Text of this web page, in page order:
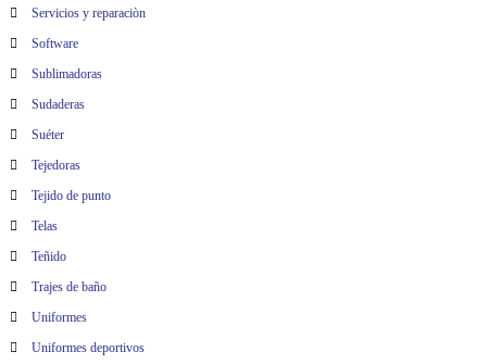
Servicios y reparaciòn
Software
Sublimadoras
Sudaderas
Suéter
Tejedoras
Tejido de punto
Telas
Teñido
Trajes de baño
Uniformes
Uniformes deportivos